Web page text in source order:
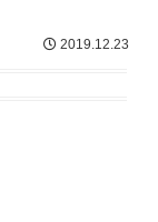
2019.12.23